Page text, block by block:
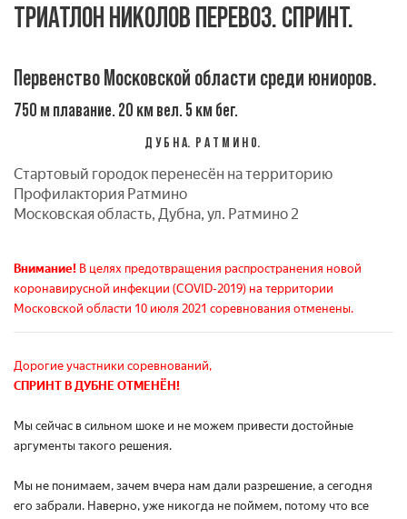
ТРИАТЛОН НИКОЛОВ ПЕРЕВОЗ. СПРИНТ.
Первенство Московской области среди юниоров.
750 м плавание. 20 км вел. 5 км бег.
Д У Б Н А. Р А Т М И Н О.
Стартовый городок перенесён на территорию
Профилактория Ратмино
Московская область, Дубна, ул. Ратмино 2
Внимание! В целях предотвращения распространения новой
коронавирусной инфекции (COVID-2019) на территории
Московской области 10 июля 2021 соревнования отменены.
Дорогие участники соревнований,
СПРИНТ В ДУБНЕ ОТМЕНЁН!
Мы сейчас в сильном шоке и не можем привести достойные
аргументы такого решения.
Мы не понимаем, зачем вчера нам дали разрешение, а сегодня
его забрали. Наверно, уже никогда не поймем, потому что все